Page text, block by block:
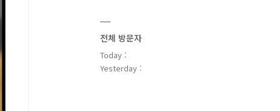
전체 방문자
Today :
Yesterday :